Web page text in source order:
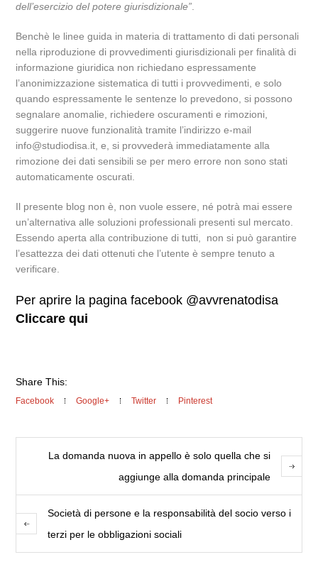
dell’esercizio del potere giurisdizionale”
Benchè le linee guida in materia di trattamento di dati personali
nella riproduzione di provvedimenti giurisdizionali per finalità di
informazione giuridica non richiedano espressamente
l’anonimizzazione sistematica di tutti i provvedimenti, e solo
quando espressamente le sentenze lo prevedono, si possono
segnalare anomalie, richiedere oscuramenti e rimozioni,
suggerire nuove funzionalità tramite l’indirizzo e-mail
info@studiodisa.it, e, si provvederà immediatamente alla
rimozione dei dati sensibili se per mero errore non sono stati
automaticamente oscurati.
Il presente blog non è, non vuole essere, né potrà mai essere
un’alternativa alle soluzioni professionali presenti sul mercato.
Essendo aperta alla contribuzione di tutti, non si può garantire
l’esattezza dei dati ottenuti che l’utente è sempre tenuto a
verificare.
Per aprire la pagina facebook @avvrenatodisa
Cliccare qui
Share This:
Facebook Google+ Twitter Pinterest
La domanda nuova in appello è solo quella che si
aggiunge alla domanda principale
Società di persone e la responsabilità del socio verso i
terzi per le obbligazioni sociali